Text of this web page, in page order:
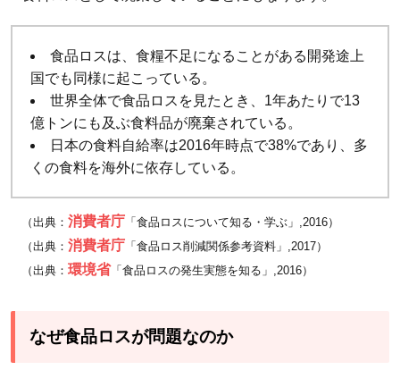
食品ロスは、食糧不足になることがある開発途上
国でも同様に起こっている。
世界全体で食品ロスを見たとき、1年あたりで13
億トンにも及ぶ食料品が廃棄されている。
日本の食料自給率は2016年時点で38%であり、多
くの食料を海外に依存している。
（出典： 消費者庁 「食品ロスについて知る・学ぶ」,2016）
（出典： 消費者庁 「食品ロス削減関係参考資料」,2017）
（出典： 環境省「食品ロスの発生実態を知る」,2016）
なぜ食品ロスが問題なのか